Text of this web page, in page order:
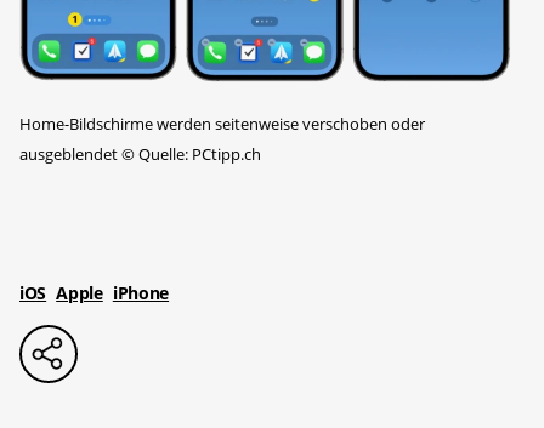
Home-Bildschirme werden seitenweise verschoben oder
ausgeblendet©Quelle: PCtipp.ch
iOS Apple iPhone